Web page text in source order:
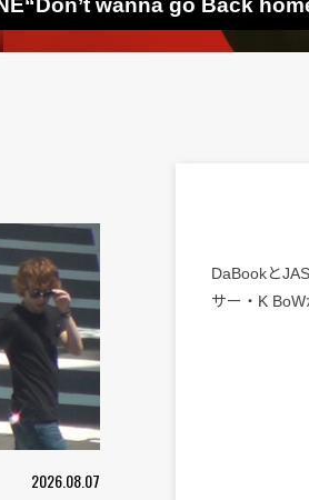
wanna go Back
2026.08.07
DaBookと
サー・K